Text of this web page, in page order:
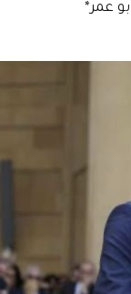
عمر*